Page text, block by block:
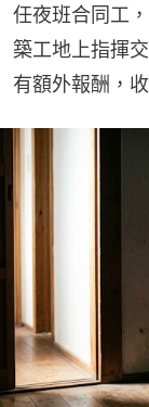
任夜班合同工
築工地上指揮
有額外報酬，